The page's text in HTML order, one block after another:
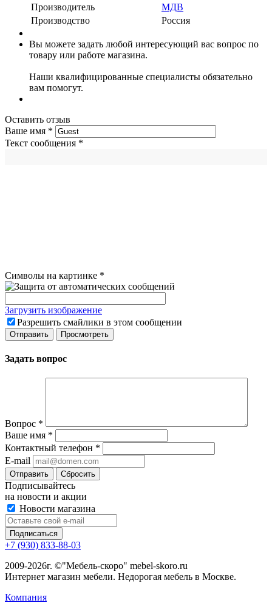
Производитель
МДВ
Производство
Россия
Вы можете задать любой интересующий вас вопрос по
товару или работе магазина.
Наши квалифицированные специалисты обязательно
вам помогут.
Оставить отзыв
Ваше имя *
Текст сообщения *
Символы на картинке *
Загрузить изображение
Разрешить смайлики в этом сообщении
Задать вопрос
Вопрос *
Ваше имя *
Контактный телефон *
E-mail
Сбросить
Подписывайтесь
на новости и акции
Новости магазина
+7 (930) 833-88-03
2009-2026г. ©"Мебель-скоро" mebel-skoro.ru
Интернет магазин мебели. Недорогая мебель в Москве.
Компания